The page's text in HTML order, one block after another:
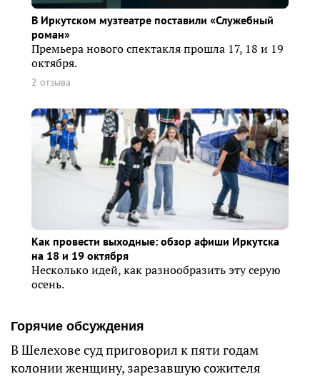
В Иркутском музтеатре поставили «Служебный
роман»
Премьера нового спектакля прошла 17, 18 и 19
октября.
2 отзыва
Как провести выходные: обзор афиши Иркутска
на 18 и 19 октября
Несколько идей, как разнообразить эту серую
осень.
Горячие обсуждения
В Шелехове суд приговорил к пяти годам
колонии женщину, зарезавшую сожителя